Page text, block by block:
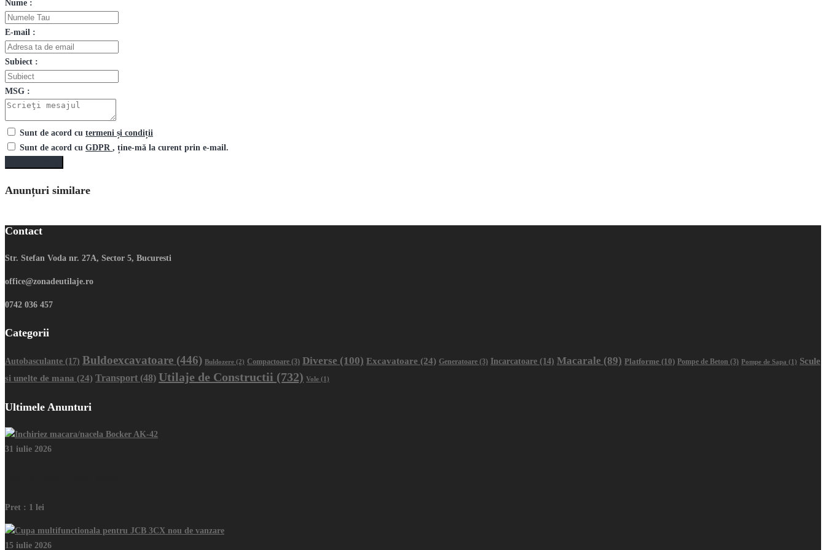
Nume :
E-mail :
Subiect :
MSG :
Sunt de acord cu termeni și condiții
Sunt de acord cu GDPR , ține-mă la curent prin e-mail.
Anunțuri similare
Contact
Str. Stefan Voda nr. 27A, Sector 5, Bucuresti
office@zonadeutilaje.ro
0742 036 457
Categorii
Autobasculante (17) Buldoexcavatoare (446) Buldozere (2) Compactoare (3) Diverse (100) Excavatoare (24) Generatoare (3) Incarcatoare (14) Macarale (89) Platforme (10) Pompe de Beton (3) Pompe de Sapa (1) Scule
si unelte de mana (24) Transport (48) Utilaje de Constructii (732) Vole (1)
Ultimele Anunturi
31 iulie 2026
Pret : 1 lei
15 iulie 2026